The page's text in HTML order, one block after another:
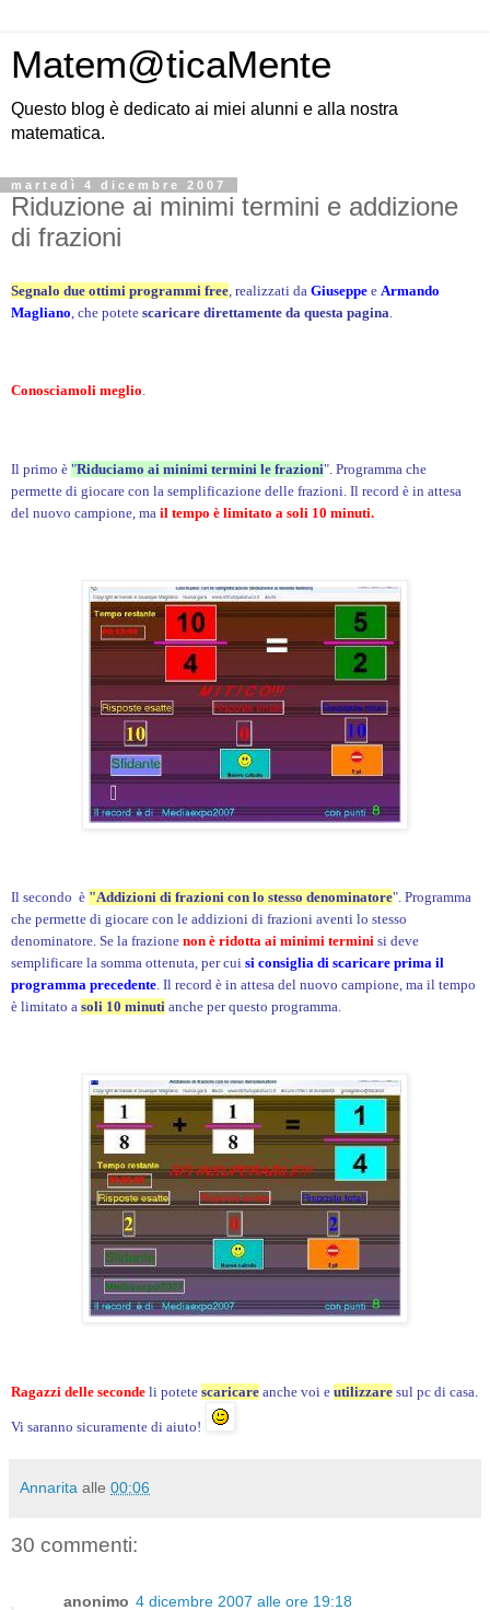
Matem@ticaMente
Questo blog è dedicato ai miei alunni e alla nostra
matematica.
martedì 4 dicembre 2007
Riduzione ai minimi termini e addizione
di frazioni
Segnalo due ottimi programmi free , realizzati da Giuseppe e Armando
Magliano , che potete scaricare direttamente da questa pagina
Conosciamoli meglio.
Il primo è "Riduciamo ai minimi termini le frazioni". Programma che
permette di giocare con la semplificazione delle frazioni. Il record è in attesa
del nuovo campione, ma il tempo è limitato a soli 10 minuti.
Il secondo è "Addizioni di frazioni con lo stesso denominatore". Programma
che permette di giocare con le addizioni di frazioni aventi lo stesso
denominatore. Se la frazione non è ridotta ai minimi termini si deve
semplificare la somma ottenuta, per cui si consiglia di scaricare prima il
programma precedente. Il record è in attesa del nuovo campione, ma il tempo
è limitato a soli 10 minuti anche per questo programma.
Ragazzi delle seconde li potete scaricare anche voi e utilizzare sul pc di casa.
Vi saranno sicuramente di aiuto!
Annarita alle 00:06
30 commenti:
anonimo 4 dicembre 2007 alle ore 19:18